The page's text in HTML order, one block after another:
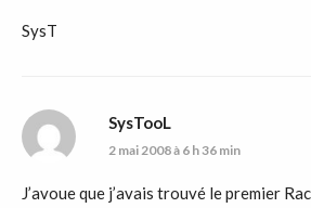
SysT
SysTooL
2 mai 2008 à 6 h 36 min
J’avoue que j’avais trouvé le premier